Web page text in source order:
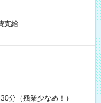
支給
分（残業少なめ！）